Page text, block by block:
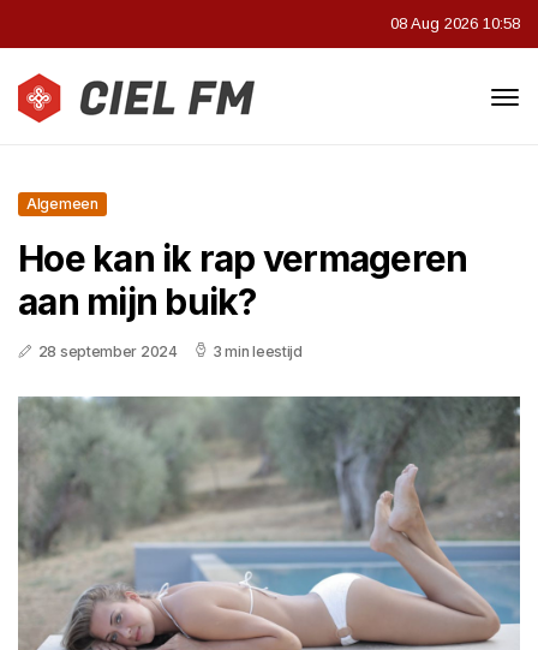
08 Aug 2026 10:58
Algemeen
Hoe kan ik rap vermageren
aan mijn buik?
28 september 2024 3 min leestijd